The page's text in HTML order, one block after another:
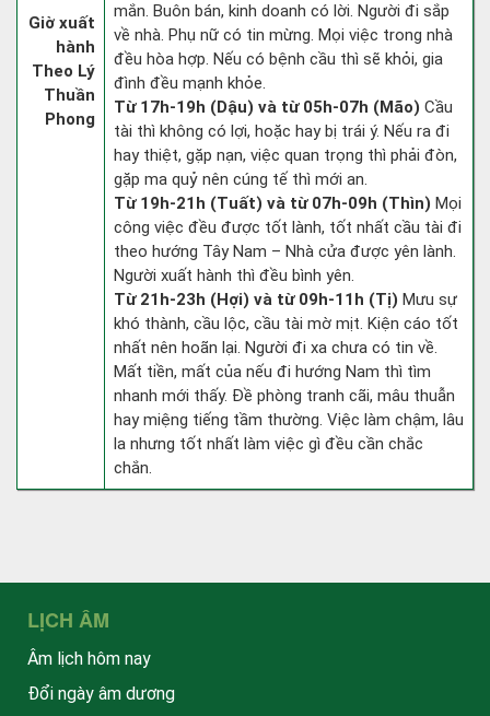
Giờ xuất
hành
Theo Lý
Thuần
Phong
mắn. Buôn bán, kinh doanh có lời. Người đi sắp
về nhà. Phụ nữ có tin mừng. Mọi việc trong nhà
đều hòa hợp. Nếu có bệnh cầu thì sẽ khỏi, gia
đình đều mạnh khỏe.
Từ 17h-19h (Dậu) và từ 05h-07h (Mão) Cầu
tài thì không có lợi, hoặc hay bị trái ý. Nếu ra đi
hay thiệt, gặp nạn, việc quan trọng thì phải đòn,
gặp ma quỷ nên cúng tế thì mới an.
Từ 19h-21h (Tuất) và từ 07h-09h (Thìn) Mọi
công việc đều được tốt lành, tốt nhất cầu tài đi
theo hướng Tây Nam – Nhà cửa được yên lành.
Người xuất hành thì đều bình yên.
Từ 21h-23h (Hợi) và từ 09h-11h (Tị) Mưu sự
khó thành, cầu lộc, cầu tài mờ mịt. Kiện cáo tốt
nhất nên hoãn lại. Người đi xa chưa có tin về.
Mất tiền, mất của nếu đi hướng Nam thì tìm
nhanh mới thấy. Đề phòng tranh cãi, mâu thuẫn
hay miệng tiếng tầm thường. Việc làm chậm, lâu
la nhưng tốt nhất làm việc gì đều cần chắc
chắn.
LỊCH ÂM
Âm lịch hôm nay
Đổi ngày âm dương